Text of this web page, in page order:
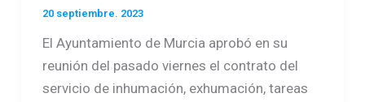
20 septiembre. 2023
El Ayuntamiento de Murcia aprobó en su
reunión del pasado viernes el contrato del
servicio de inhumación, exhumación, tareas